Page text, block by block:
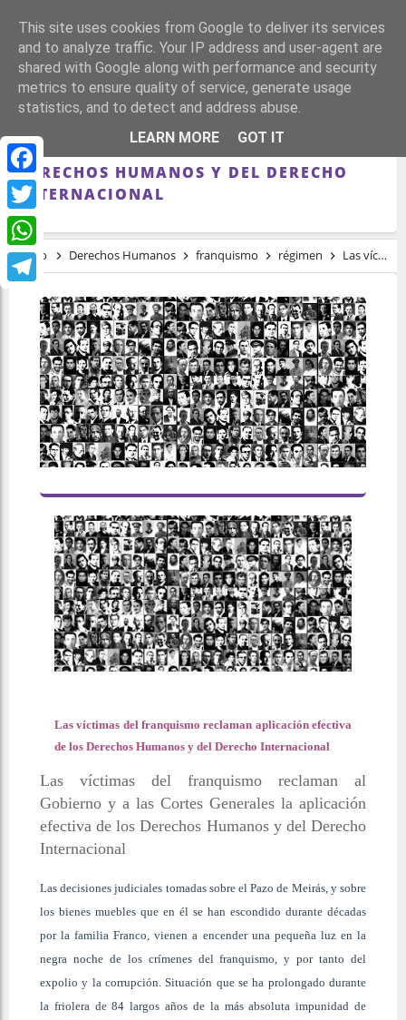
Facebook
Twitter
WhatsApp
Telegram
LAS VÍCTIMAS DEL FRANQUISMO
RECLAMAN APLICACIÓN EFECTIVA DE LOS
DERECHOS HUMANOS Y DEL DERECHO
INTERNACIONAL
Inicio Derechos Humanos franquismo régimen Las víctimas del franquismo reclaman aplicación efectiva de los Derechos Humanos y del Derecho Internacional
Las víctimas del franquismo reclaman aplicación efectiva
de los Derechos Humanos y del Derecho Internacional
Las víctimas del franquismo reclaman al
Gobierno y a las Cortes Generales la aplicación
efectiva de los Derechos Humanos y del Derecho
Internacional
Las decisiones judiciales tomadas sobre el Pazo de Meirás, y sobre
los bienes muebles que en él se han escondido durante décadas
por la familia Franco, vienen a encender una pequeña luz en la
negra noche de los crímenes del franquismo, y por tanto del
expolio y la corrupción. Situación que se ha prolongado durante
la friolera de 84 largos años de la más absoluta impunidad de
This site uses cookies from Google to deliver its services
and to analyze traffic. Your IP address and user-agent are
shared with Google along with performance and security
metrics to ensure quality of service, generate usage
statistics, and to detect and address abuse.
LEARN MORE
GOT IT